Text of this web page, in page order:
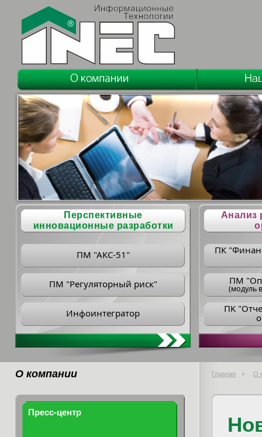
Перспективные
инновационные разработки
ПМ "АКС-51"
ПМ "Регуляторный риск"
Инфоинтегратор
Анализ
ПК
ПM
(модуль
ПK
О компании Главная О
Пресс-центр